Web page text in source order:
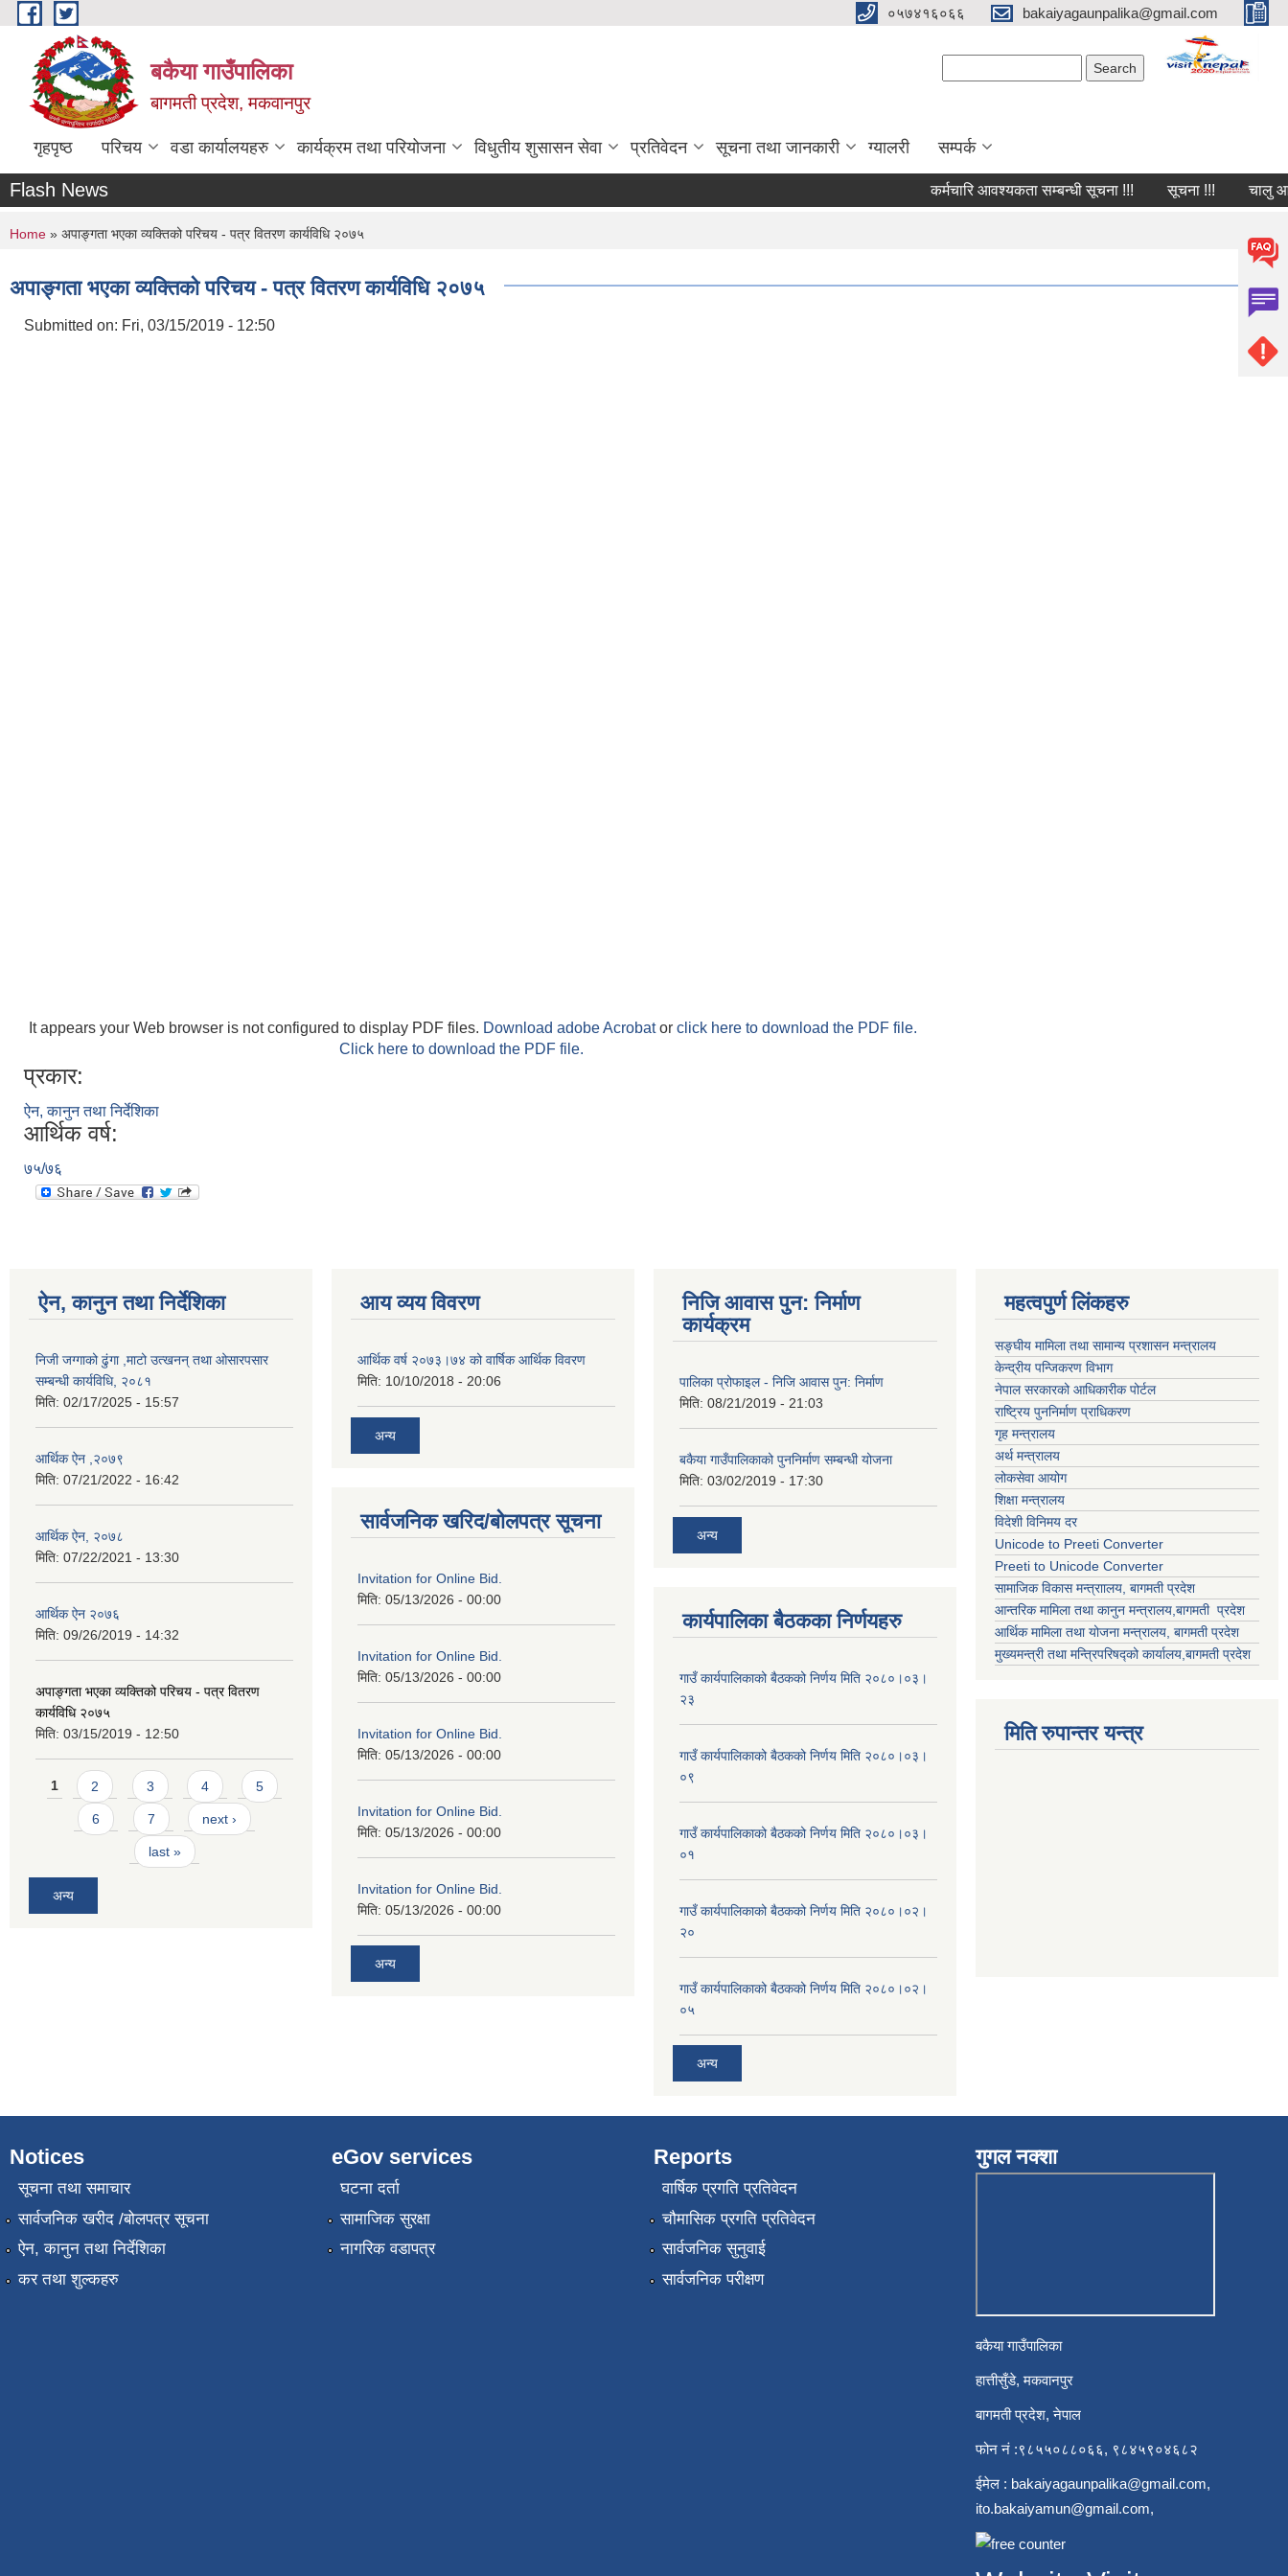
Skip to main content ०५७४१६०६६ bakaiyagaunpalika@gmail.com
बकैया गाउँपालिका
बागमती प्रदेश, मकवानपुर
गृहपृष्ठ परिचय वडा कार्यालयहरु कार्यक्रम तथा परियोजना विधुतीय शुसासन सेवा प्रतिवेदन सूचना तथा जानकारी ग्यालरी सम्पर्क
Flash News कर्मचारि आवश्यकता सम्बन्धी सूचना !!! सूचना !!! चालु आ.व
You are here
Home » अपाङ्गता भएका व्यक्तिको परिचय - पत्र वितरण कार्यविधि २०७५
अपाङ्गता भएका व्यक्तिको परिचय - पत्र वितरण कार्यविधि २०७५
Submitted on: Fri, 03/15/2019 - 12:50
It appears your Web browser is not configured to display PDF files. Download adobe Acrobator click here to download the PDF file.
Click here to download the PDF file.
प्रकार:
ऐन, कानुन तथा निर्देशिका
आर्थिक वर्ष:
७५/७६
ऐन, कानुन तथा निर्देशिका
निजी जग्गाको ढुंगा ,माटो उत्खनन् तथा ओसारपसार
सम्बन्धी कार्यविधि, २०८१
मिति: 02/17/2025 - 15:57
आर्थिक ऐन ,२०७९
मिति: 07/21/2022 - 16:42
आर्थिक ऐन, २०७८
मिति: 07/22/2021 - 13:30
आर्थिक ऐन २०७६
मिति: 09/26/2019 - 14:32
अपाङ्गता भएका व्यक्तिको परिचय - पत्र वितरण
कार्यविधि २०७५
मिति: 03/15/2019 - 12:50
Pages
1 2 3 4 5
6 7 next ›
last »
अन्य
आय व्यय विवरण
आर्थिक वर्ष २०७३।७४ को वार्षिक आर्थिक विवरण
मिति: 10/10/2018 - 20:06
अन्य
सार्वजनिक खरिद/बोलपत्र सूचना
Invitation for Online Bid.
मिति: 05/13/2026 - 00:00
Invitation for Online Bid.
मिति: 05/13/2026 - 00:00
Invitation for Online Bid.
मिति: 05/13/2026 - 00:00
Invitation for Online Bid.
मिति: 05/13/2026 - 00:00
Invitation for Online Bid.
मिति: 05/13/2026 - 00:00
अन्य
निजि आवास पुन: निर्माण
कार्यक्रम
पालिका प्रोफाइल - निजि आवास पुन: निर्माण
मिति: 08/21/2019 - 21:03
बकैया गाउँपालिकाको पुननिर्माण सम्बन्धी योजना
मिति: 03/02/2019 - 17:30
अन्य
कार्यपालिका बैठकका निर्णयहरु
गाउँ कार्यपालिकाको बैठकको निर्णय मिति २०८०।०३।
२३
गाउँ कार्यपालिकाको बैठकको निर्णय मिति २०८०।०३।
०९
गाउँ कार्यपालिकाको बैठकको निर्णय मिति २०८०।०३।
०१
गाउँ कार्यपालिकाको बैठकको निर्णय मिति २०८०।०२।
२०
गाउँ कार्यपालिकाको बैठकको निर्णय मिति २०८०।०२।
०५
अन्य
महत्वपुर्ण लिंकहरु
सङ्घीय मामिला तथा सामान्य प्रशासन मन्त्रालय
केन्द्रीय पन्जिकरण विभाग
नेपाल सरकारको आधिकारीक पोर्टल
राष्ट्रिय पुननिर्माण प्राधिकरण
गृह मन्त्रालय
अर्थ मन्त्रालय
लोकसेवा आयोग
शिक्षा मन्त्रालय
विदेशी विनिमय दर
Unicode to Preeti Converter
Preeti to Unicode Converter
सामाजिक विकास मन्त्राालय, बागमती प्रदेश
आन्तरिक मामिला तथा कानुन मन्त्रालय,बागमती प्रदेश
आर्थिक मामिला तथा योजना मन्त्रालय, बागमती प्रदेश
मुख्यमन्त्री तथा मन्त्रिपरिषद्को कार्यालय,बागमती प्रदेश
मिति रुपान्तर यन्त्र
Notices
सूचना तथा समाचार
सार्वजनिक खरीद /बोलपत्र सूचना
ऐन, कानुन तथा निर्देशिका
कर तथा शुल्कहरु
eGov services
घटना दर्ता
सामाजिक सुरक्षा
नागरिक वडापत्र
Reports
वार्षिक प्रगति प्रतिवेदन
चौमासिक प्रगति प्रतिवेदन
सार्वजनिक सुनुवाई
सार्वजनिक परीक्षण
गुगल नक्शा
बकैया गाउँपालिका
हात्तीसुँडे, मकवानपुर
बागमती प्रदेश, नेपाल
फोन नं :९८५५०८८०६६, ९८४५९०४६८२
ईमेल : bakaiyagaunpalika@gmail.com,
ito.bakaiyamun@gmail.com,